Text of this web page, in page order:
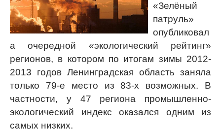
«Зелёный
патруль»
опубликовал
а очередной «экологический рейтинг»
регионов, в котором по итогам зимы 2012-
2013 годов Ленинградская область заняла
только 79-е место из 83-х возможных. В
частности, у 47 региона промышленно-
экологический индекс оказался одним из
самых низких.